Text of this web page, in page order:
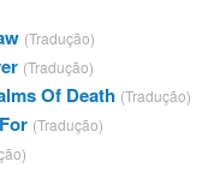
(Tradução)
(Tradução)
Of Death (Tradução)
(Tradução)